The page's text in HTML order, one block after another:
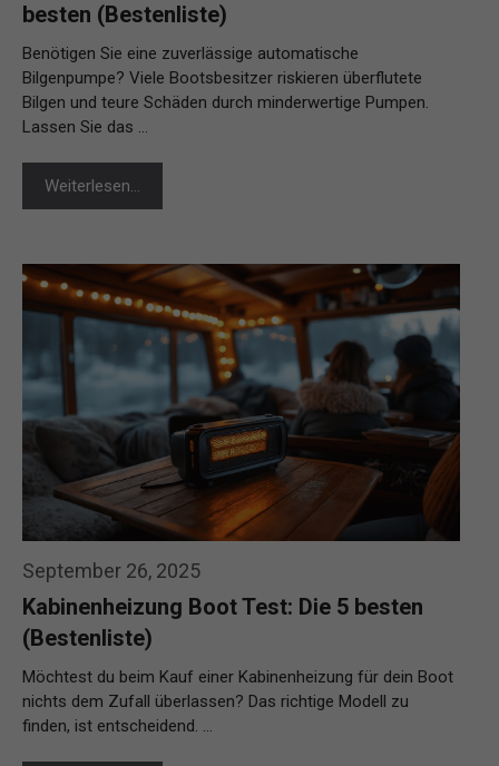
besten (Bestenliste)
Benötigen Sie eine zuverlässige automatische
Bilgenpumpe? Viele Bootsbesitzer riskieren überflutete
Bilgen und teure Schäden durch minderwertige Pumpen.
Lassen Sie das …
Weiterlesen…
September 26, 2025
Kabinenheizung Boot Test: Die 5 besten
(Bestenliste)
Möchtest du beim Kauf einer Kabinenheizung für dein Boot
nichts dem Zufall überlassen? Das richtige Modell zu
finden, ist entscheidend. …